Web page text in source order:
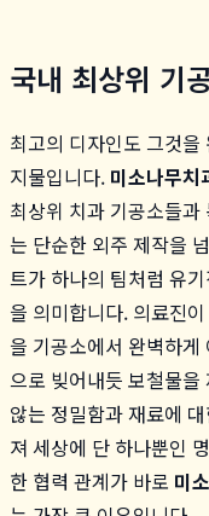
국내 최상위 기
최고의 디자인도 그것
지물입니다. 미소나무치
최상위 치과 기공소들
는 단순한 외주 제작을
트가 하나의 팀처럼 유
을 의미합니다. 의료진
을 기공소에서 완벽하
으로 빚어내듯 보철물
않는 정밀함과 재료에
져 세상에 단 하나뿐인
한 협력 관계가 바로 미